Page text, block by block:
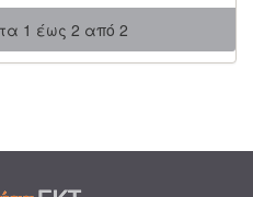
1 έως 2 από 2